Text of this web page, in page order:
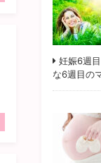
妊娠6週
な6週目の